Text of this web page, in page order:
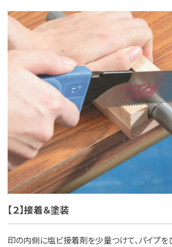
【２】接着＆塗装
印の内側に塩ビ接着剤を少量つけて、パイプ